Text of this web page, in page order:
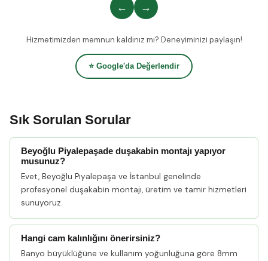
← →
Hizmetimizden memnun kaldınız mı? Deneyiminizi paylaşın!
⭐ Google'da Değerlendir
Sık Sorulan Sorular
Beyoğlu Piyalepaşade duşakabin montajı yapıyor
musunuz?
Evet, Beyoğlu Piyalepaşa ve İstanbul genelinde
profesyonel duşakabin montajı, üretim ve tamir hizmetleri
sunuyoruz.
Hangi cam kalınlığını önerirsiniz?
Banyo büyüklüğüne ve kullanım yoğunluğuna göre 8mm